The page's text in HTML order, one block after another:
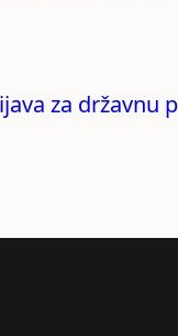
za državnu